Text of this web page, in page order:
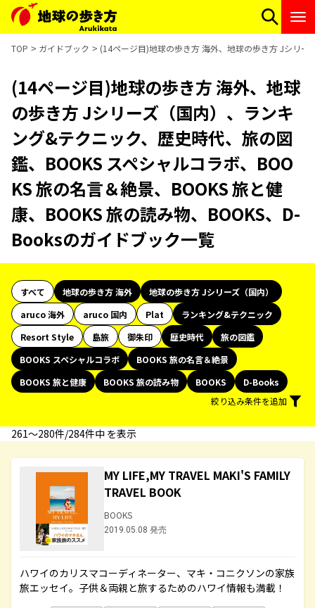
TOP ガイドブック (14ページ目)地球の歩き方 海外、地球の歩き方 Jシリー
(14ページ目)地球の歩き方 海外、地球
の歩き方 Jシリーズ（国内）、ランキ
ング&テクニック、歴史時代、旅の図
鑑、BOOKS スペシャルコラボ、BOO
KS 旅の名言＆絶景、BOOKS 旅と健
康、BOOKS 旅の読み物、BOOKS、D-
Booksのガイドブック一覧
すべて 地球の歩き方 海外
地球の歩き方 Jシリーズ（国内）
aruco 海外
aruco 国内 Plat
ランキング&テクニック
Resort Style
島旅 御朱印 歴史時代
旅の図鑑
BOOKS スペシャルコラボ
BOOKS 旅の名言＆絶景
BOOKS 旅と健康
BOOKS 旅の読み物 BOOKS
D-Books
絞り込み条件を追加
261〜280件/284件中 を表示
MY LIFE,MY TRAVEL MAKI'S FAMILY
TRAVEL BOOK
BOOKS
2019.05.08 発売
ハワイのカリスマコーディネーター、マキ・コニクソンの家族
旅エッセイ。子供＆両親と旅するためのハワイ情報も満載！